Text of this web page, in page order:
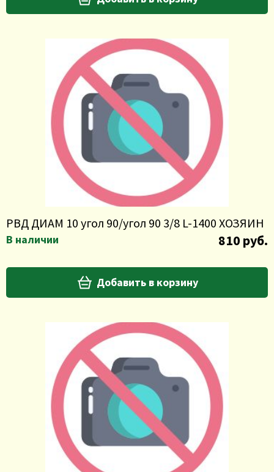
РВД ДИАМ 10 угол 90/угол 90 3/8 L-1400 ХОЗЯИН
В наличии 810 руб.
Добавить в корзину